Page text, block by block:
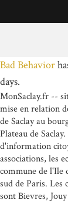
Bad Behavior
days.
MonSaclay.fr --
mise en relation
de Saclay au
Plateau de
d'information
associations, les
commune de l'Ile
sud de Paris. Les
sont Bievres,